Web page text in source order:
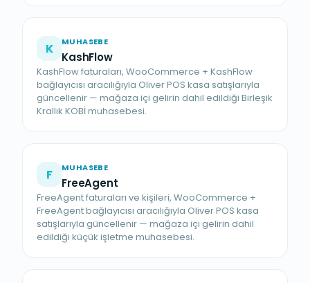
K MUHASEBE
KashFlow
KashFlow faturaları, WooCommerce + KashFlow
bağlayıcısı aracılığıyla Oliver POS kasa satışlarıyla
güncellenir — mağaza içi gelirin dahil edildiği Birleşik
Krallık KOBİ muhasebesi.
F MUHASEBE
FreeAgent
FreeAgent faturaları ve kişileri, WooCommerce +
FreeAgent bağlayıcısı aracılığıyla Oliver POS kasa
satışlarıyla güncellenir — mağaza içi gelirin dahil
edildiği küçük işletme muhasebesi.